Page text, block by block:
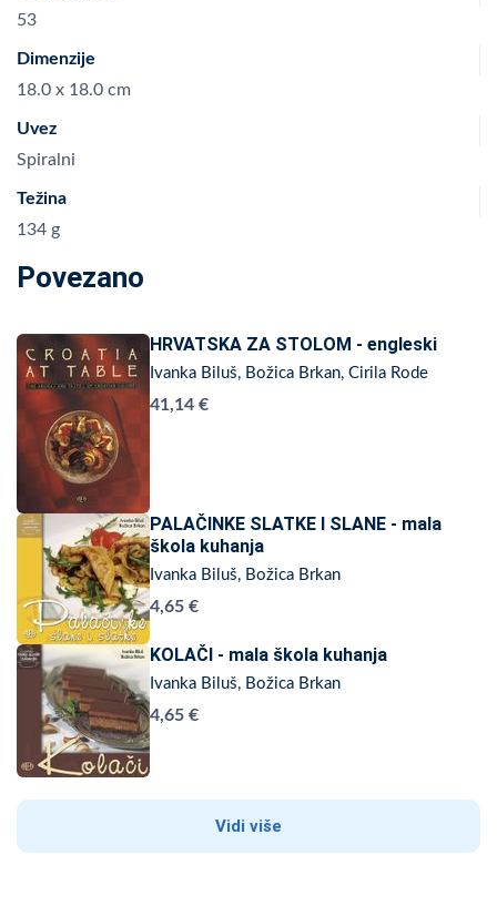
53
Dimenzije
18.0 x 18.0 cm
Uvez
Spiralni
Težina
134 g
Povezano
HRVATSKA ZA STOLOM - engleski
Ivanka Biluš, Božica Brkan, Cirila Rode
41,14 €
PALAČINKE SLATKE I SLANE - mala
škola kuhanja
Ivanka Biluš, Božica Brkan
4,65 €
KOLAČI - mala škola kuhanja
Ivanka Biluš, Božica Brkan
4,65 €
Vidi više